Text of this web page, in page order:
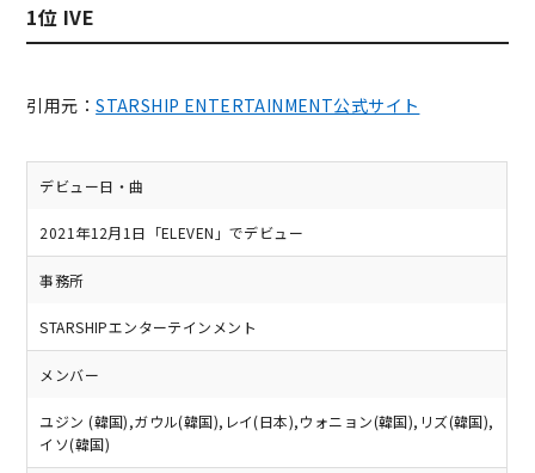
1位 IVE
引用元：STARSHIP ENTERTAINMENT公式サイト
デビュー日・曲
2021年12月1日「ELEVEN」でデビュー
事務所
STARSHIPエンターテインメント
メンバー
ユジン (韓国),ガウル(韓国),レイ(日本),ウォニョン(韓国),リズ(韓国),
イソ(韓国)